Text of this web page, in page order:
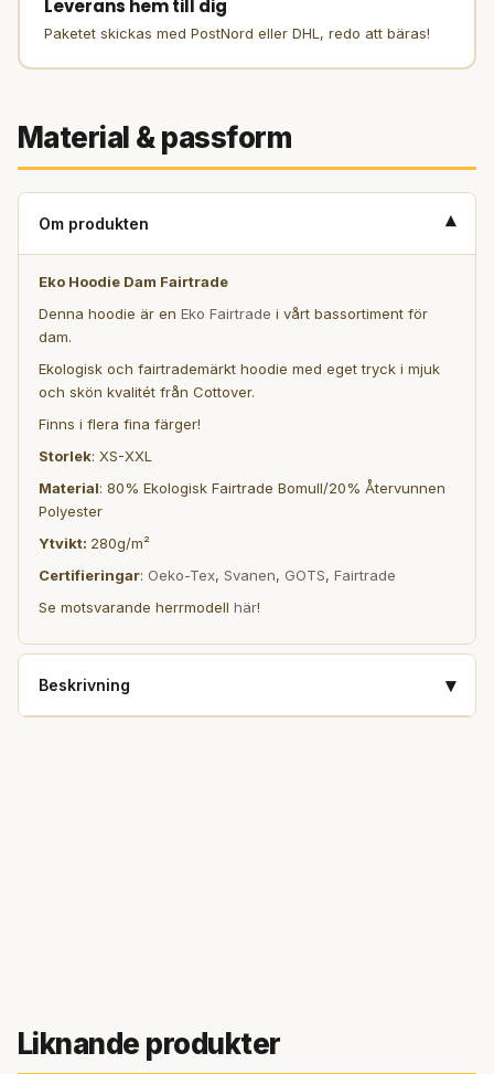
Leverans hem till dig
Paketet skickas med PostNord eller DHL, redo att bäras!
Material & passform
Om produkten ▾
Eko Hoodie Dam Fairtrade
Denna hoodie är en Eko Fairtrade i vårt bassortiment för
dam.
Ekologisk och fairtrademärkt hoodie med eget tryck i mjuk
och skön kvalitét från Cottover.
Finns i flera fina färger!
Storlek: XS-XXL
Material: 80% Ekologisk Fairtrade Bomull/20% Återvunnen
Polyester
Ytvikt: 280g/m²
Certifieringar: Oeko-Tex, Svanen, GOTS, Fairtrade
Se motsvarande herrmodell här!
Beskrivning ▾
Eget tryck och brodyr utan minsta upplaga.
Liknande produkter